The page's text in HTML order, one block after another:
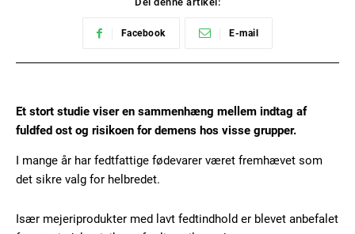
Facebook E-mail
Et stort studie viser en sammenhæng mellem indtag af
fuldfed ost og risikoen for demens hos visse grupper.
I mange år har fedtfattige fødevarer været fremhævet som
det sikre valg for helbredet.
Især mejeriprodukter med lavt fedtindhold er blevet anbefalet